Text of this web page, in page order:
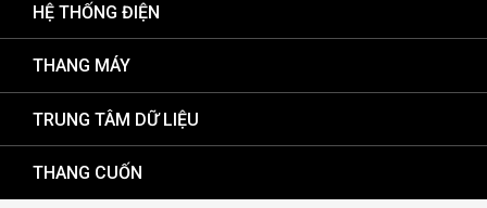
HỆ THỐNG ĐIỆN
THANG MÁY
TRUNG TÂM DỮ LIỆU
THANG CUỐN